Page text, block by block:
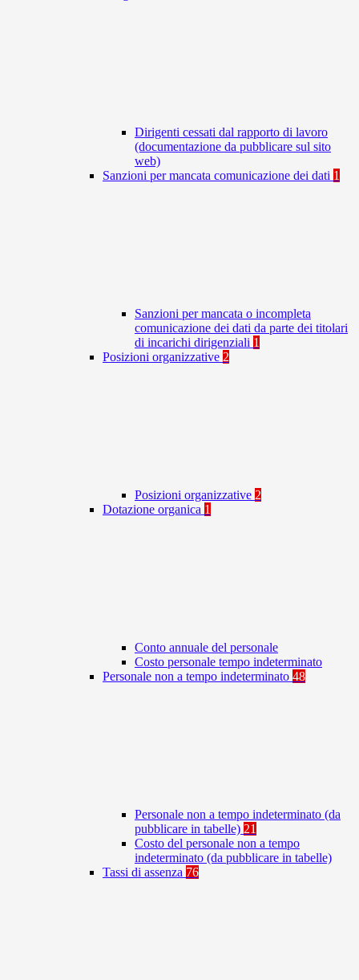
Dirigenti cessati dal rapporto di lavoro
(documentazione da pubblicare sul sito
web)
Sanzioni per mancata comunicazione dei dati 1
Sanzioni per mancata o incompleta
comunicazione dei dati da parte dei titolari
di incarichi dirigenziali 1
Posizioni organizzative 2
Posizioni organizzative 2
Dotazione organica 1
Conto annuale del personale
Costo personale tempo indeterminato
Personale non a tempo indeterminato 48
Personale non a tempo indeterminato (da
pubblicare in tabelle) 21
Costo del personale non a tempo
indeterminato (da pubblicare in tabelle)
Tassi di assenza 76